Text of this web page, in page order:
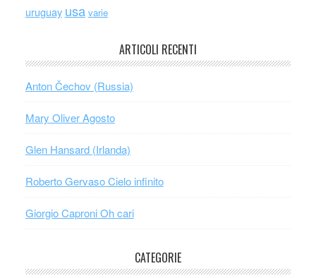
uruguay usa varie
ARTICOLI RECENTI
Anton Čechov (Russia)
Mary Oliver Agosto
Glen Hansard (Irlanda)
Roberto Gervaso Cielo infinito
Giorgio Caproni Oh cari
CATEGORIE